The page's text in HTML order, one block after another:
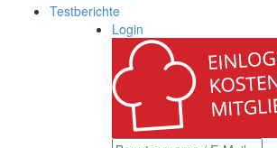
Testberichte
Login